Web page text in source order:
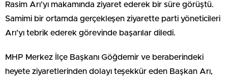
Rasim Arı’yı makamında ziyaret ederek bir süre görüştü.
Samimi bir ortamda gerçekleşen ziyarette parti yöneticileri
Arı’yı tebrik ederek görevinde başarılar diledi.
MHP Merkez İlçe Başkanı Göğdemir ve beraberindeki
heyete ziyaretlerinden dolayı teşekkür eden Başkan Arı,